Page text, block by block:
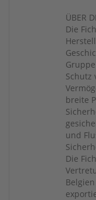
ÜBER
Die
Schutz
breite
und
Die